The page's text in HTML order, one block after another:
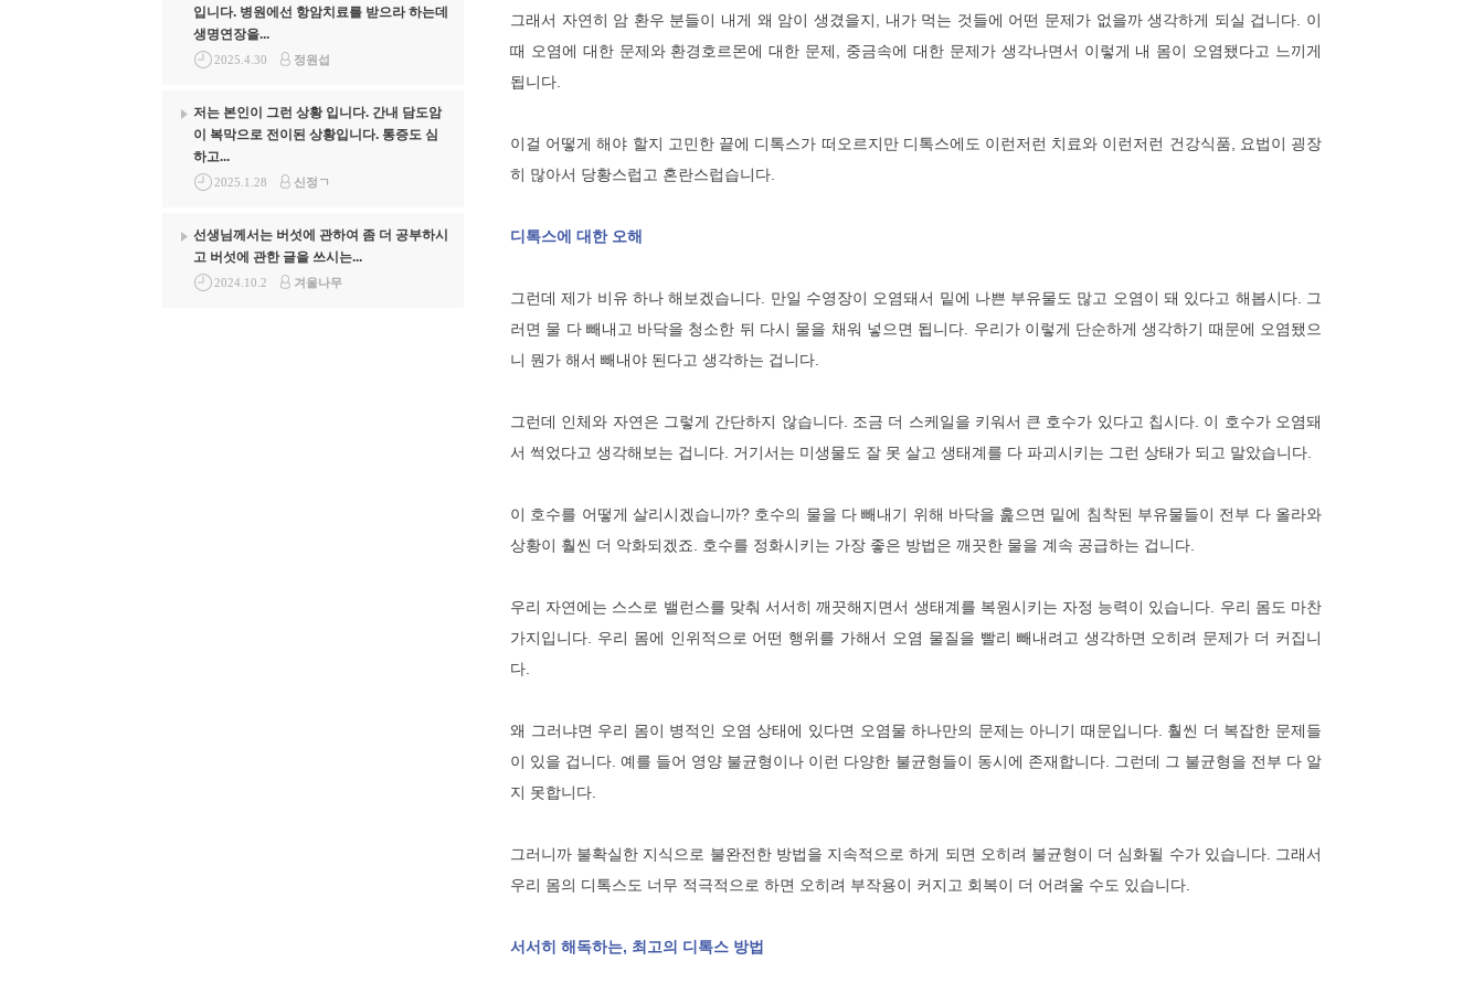
그래서 자연히 암 환우 분들이 내게 왜 암이 생겼을지, 내가 먹는 것들에 어떤 문제가 없을까 생각하게 되실 겁니다. 이
때 오염에 대한 문제와 환경호르몬에 대한 문제, 중금속에 대한 문제가 생각나면서 이렇게 내 몸이 오염됐다고 느끼게
됩니다.
이걸 어떻게 해야 할지 고민한 끝에 디톡스가 떠오르지만 디톡스에도 이런저런 치료와 이런저런 건강식품, 요법이 굉장
히 많아서 당황스럽고 혼란스럽습니다.
디톡스에 대한 오해
그런데 제가 비유 하나 해보겠습니다. 만일 수영장이 오염돼서 밑에 나쁜 부유물도 많고 오염이 돼 있다고 해봅시다. 그
러면 물 다 빼내고 바닥을 청소한 뒤 다시 물을 채워 넣으면 됩니다. 우리가 이렇게 단순하게 생각하기 때문에 오염됐으
니 뭔가 해서 빼내야 된다고 생각하는 겁니다.
그런데 인체와 자연은 그렇게 간단하지 않습니다. 조금 더 스케일을 키워서 큰 호수가 있다고 칩시다. 이 호수가 오염돼
서 썩었다고 생각해보는 겁니다. 거기서는 미생물도 잘 못 살고 생태계를 다 파괴시키는 그런 상태가 되고 말았습니다.
이 호수를 어떻게 살리시겠습니까? 호수의 물을 다 빼내기 위해 바닥을 훑으면 밑에 침착된 부유물들이 전부 다 올라와
상황이 훨씬 더 악화되겠죠. 호수를 정화시키는 가장 좋은 방법은 깨끗한 물을 계속 공급하는 겁니다.
우리 자연에는 스스로 밸런스를 맞춰 서서히 깨끗해지면서 생태계를 복원시키는 자정 능력이 있습니다. 우리 몸도 마찬
가지입니다. 우리 몸에 인위적으로 어떤 행위를 가해서 오염 물질을 빨리 빼내려고 생각하면 오히려 문제가 더 커집니
다.
왜 그러냐면 우리 몸이 병적인 오염 상태에 있다면 오염물 하나만의 문제는 아니기 때문입니다. 훨씬 더 복잡한 문제들
이 있을 겁니다. 예를 들어 영양 불균형이나 이런 다양한 불균형들이 동시에 존재합니다. 그런데 그 불균형을 전부 다 알
지 못합니다.
그러니까 불확실한 지식으로 불완전한 방법을 지속적으로 하게 되면 오히려 불균형이 더 심화될 수가 있습니다. 그래서
우리 몸의 디톡스도 너무 적극적으로 하면 오히려 부작용이 커지고 회복이 더 어려울 수도 있습니다.
서서히 해독하는, 최고의 디톡스 방법
입니다. 병원에선 항암치료를 받으라 하는데
생명연장을...
2025.4.30 정원섭
저는 본인이 그런 상황 입니다. 간내 담도암
이 복막으로 전이된 상황입니다. 통증도 심
하고...
2025.1.28 신정ㄱ
선생님께서는 버섯에 관하여 좀 더 공부하시
고 버섯에 관한 글을 쓰시는...
2024.10.2 겨울나무